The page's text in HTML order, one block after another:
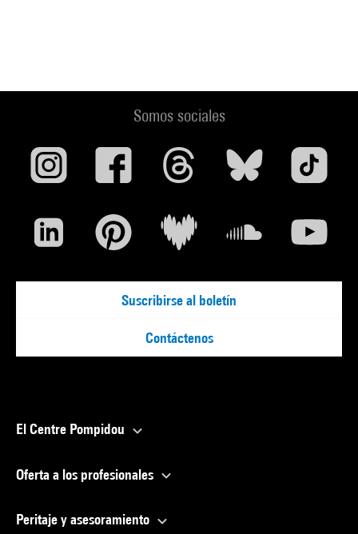
Somos sociales
Suscribirse al boletín
Contáctenos
El Centre Pompidou
Oferta a los profesionales
Peritaje y asesoramiento